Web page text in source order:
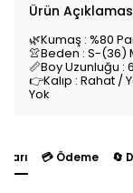
Ürün
🌿Kumaş : %80
👚Beden : S-(36)
📏Boy Uzunluğu :
👉Kalıp : Rahat /
Yok
💳 Ödeme 🔄